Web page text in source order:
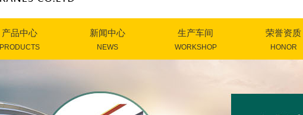
产品中心
PRODUCTS
新闻中心
NEWS
生产车间
WORKSHOP
荣誉资质
HONOR